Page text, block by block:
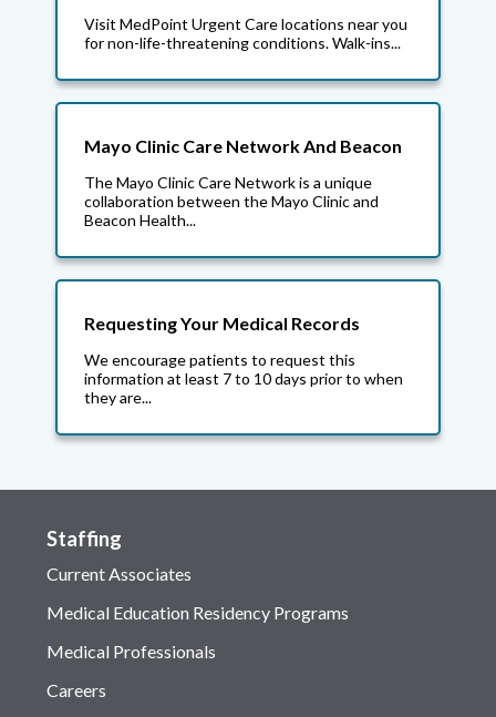
Visit MedPoint Urgent Care locations near you
for non-life-threatening conditions. Walk-ins...
Mayo Clinic Care Network And Beacon
The Mayo Clinic Care Network is a unique
collaboration between the Mayo Clinic and
Beacon Health...
Requesting Your Medical Records
We encourage patients to request this
information at least 7 to 10 days prior to when
they are...
Staffing
Current Associates
Medical Education Residency Programs
Medical Professionals
Careers